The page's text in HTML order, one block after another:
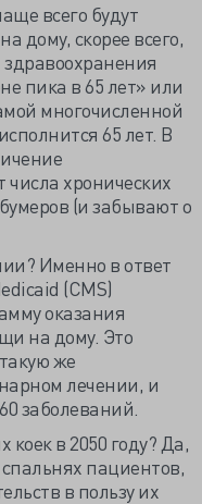
всего будут
дому, скорее всего,
пика в 65 лет» или
многочисленной
65 лет. В
хронических
(и забывают о
Именно в ответ
(CMS)
оказания
на дому. Это
же
лечении, и
заболеваний.
коек в 2050 году? Да,
пациентов,
в пользу их